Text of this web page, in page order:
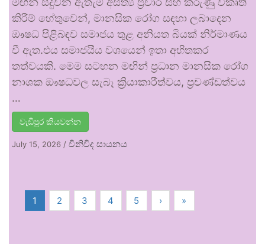
කිරීම් හේතුවෙන්, මානසික රෝග සඳහා ලබාදෙන
ඖෂධ පිළිබඳව සමාජය තුළ අනියත බියක් නිර්මාණය
වී ඇත.එය සමාජයීය වශයෙන් ඉතා අහිතකර
තත්වයකි. මෙම සටහන මඟින් ප්‍රධාන මානසික රෝග
නාශක ඖෂධවල සැබෑ ක්‍රියාකාරීත්වය, ප්‍රචණ්ඩත්වය
…
වැඩිපුර කියවන්න
July 15, 2026 / විනිවිද සායනය
1 2 3 4 5 › »